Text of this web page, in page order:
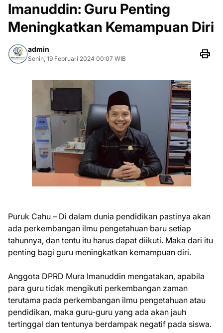
Imanuddin: Guru Penting
Meningkatkan Kemampuan Diri
admin
Senin, 19 Februari 2024 00:07 WIB
Puruk Cahu – Di dalam dunia pendidikan pastinya akan
ada perkembangan ilmu pengetahuan baru setiap
tahunnya, dan tentu itu harus dapat diikuti. Maka dari itu
penting bagi guru meningkatkan kemampuan diri.
Anggota DPRD Mura Imanuddin mengatakan, apabila
para guru tidak mengikuti perkembangan zaman
terutama pada perkembangan ilmu pengetahuan atau
pendidikan, maka guru-guru yang ada akan jauh
tertinggal dan tentunya berdampak negatif pada siswa.